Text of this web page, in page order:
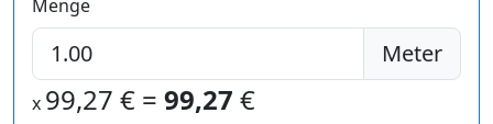
Menge
Meter
x 99,27 € = 99,27 €